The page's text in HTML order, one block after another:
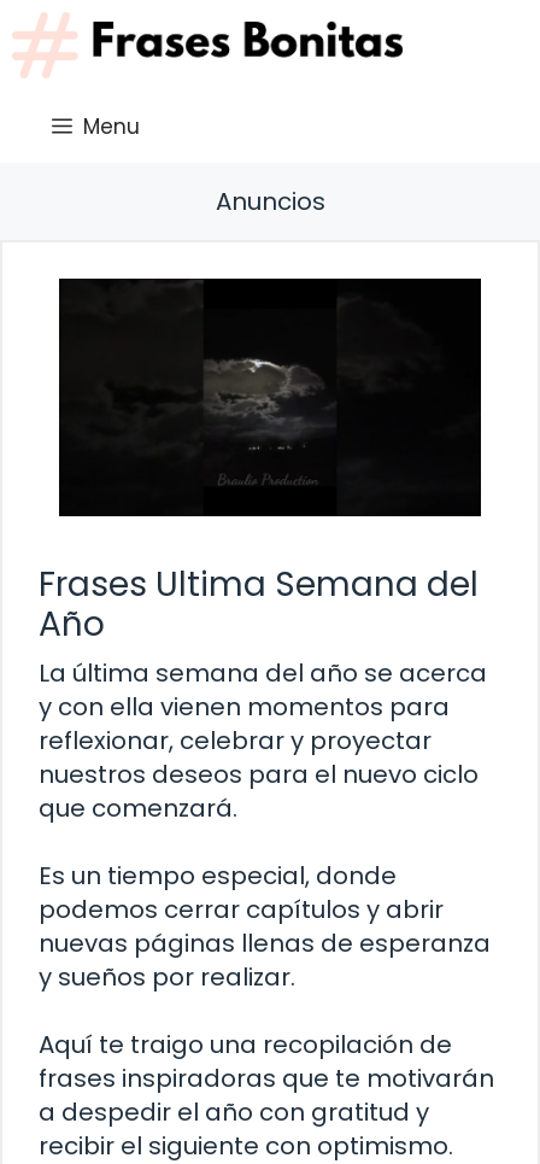
Saltar
al
contenido
Menu
Anuncios
Frases Ultima Semana del
Año
La última semana del año se acerca
y con ella vienen momentos para
reflexionar, celebrar y proyectar
nuestros deseos para el nuevo ciclo
que comenzará.
Es un tiempo especial, donde
podemos cerrar capítulos y abrir
nuevas páginas llenas de esperanza
y sueños por realizar.
Aquí te traigo una recopilación de
frases inspiradoras que te motivarán
a despedir el año con gratitud y
recibir el siguiente con optimismo.